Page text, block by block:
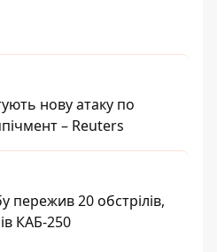
нову атаку по
– Reuters
пережив 20 обстрілів,
КАБ-250